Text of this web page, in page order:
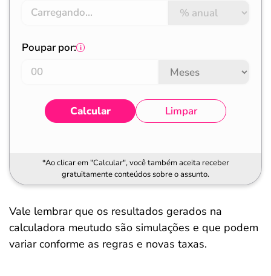
Poupar por:
Calcular Limpar
*Ao clicar em "Calcular", você também aceita receber
gratuitamente conteúdos sobre o assunto.
Vale lembrar que os resultados gerados na
calculadora meutudo são simulações e que podem
variar conforme as regras e novas taxas.